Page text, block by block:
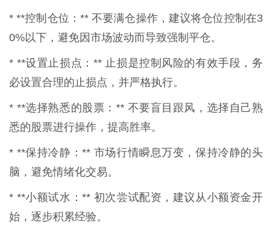
* **控制仓位：** 不要满仓操作，建议将仓位控制在3
0%以下，避免因市场波动而导致强制平仓。
* **设置止损点：** 止损是控制风险的有效手段，务
必设置合理的止损点，并严格执行。
* **选择熟悉的股票：** 不要盲目跟风，选择自己熟
悉的股票进行操作，提高胜率。
* **保持冷静：** 市场行情瞬息万变，保持冷静的头
脑，避免情绪化交易。
* **小额试水：** 初次尝试配资，建议从小额资金开
始，逐步积累经验。